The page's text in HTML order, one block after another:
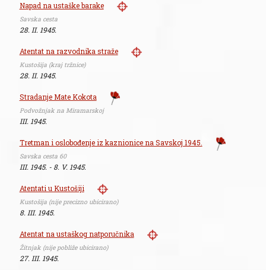
Napad na ustaške barake
Savska cesta
28. II. 1945.
Atentat na razvodnika straže
Kustošija (kraj tržnice)
28. II. 1945.
Stradanje Mate Kokota
Podvožnjak na Miramarskoj
III. 1945.
Tretman i oslobođenje iz kaznionice na Savskoj 1945.
Savska cesta 60
III. 1945. - 8. V. 1945.
Atentati u Kustošiji
Kustošija (nije precizno ubicirano)
8. III. 1945.
Atentat na ustaškog natporučnika
Žitnjak (nije pobliže ubicirano)
27. III. 1945.